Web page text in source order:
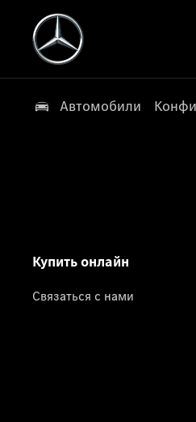
Автомобили
Купить онлайн
Связаться с нами